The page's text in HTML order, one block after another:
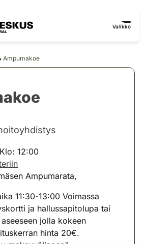
Valikko
Ampumakoe
12:00
Ampumarata,
11:30-13:00 Voimassa
ja hallussapitolupa tai
jolla kokeen
hinta 20€.